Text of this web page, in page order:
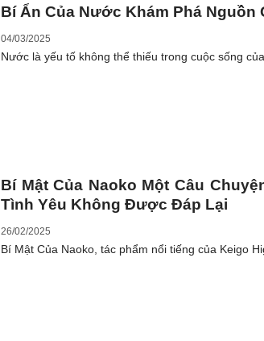
Bí Ẩn Của Nước Khám Phá Nguồn
04/03/2025
Nước là yếu tố không thể thiếu trong cuộc sống
Bí Mật Của Naoko Một Câu
Tình Yêu Không Được Đáp Lại
26/02/2025
Bí Mật Của Naoko, tác phẩm nổi tiếng của Keigo